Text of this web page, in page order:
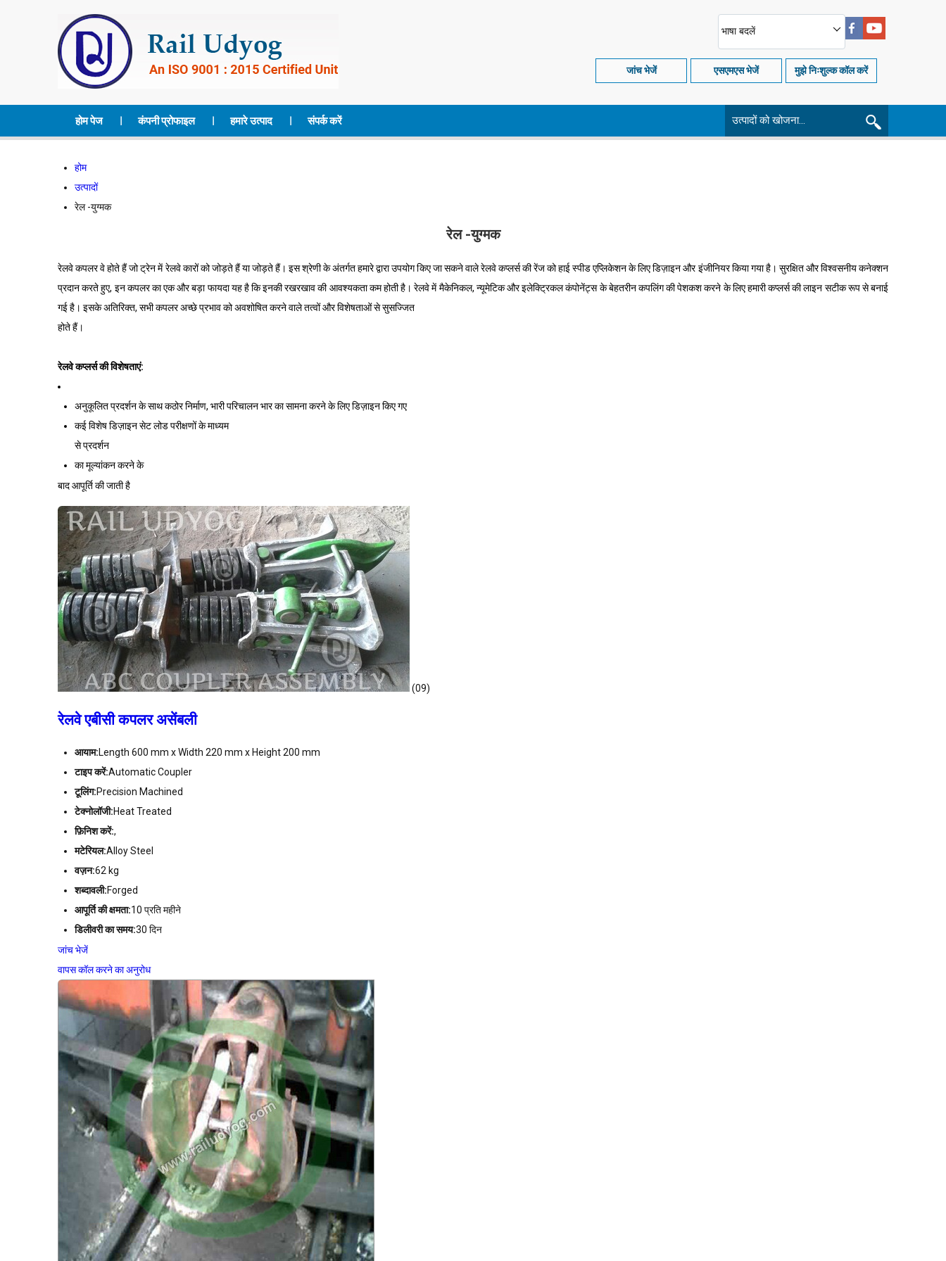
भाषा बदलें
जांच भेजें एसएमएस भेजें मुझे निःशुल्क कॉल करें
होम पेज कंपनी प्रोफाइल हमारे उत्पाद संपर्क करें
होम
उत्पादों
रेल -युग्मक
रेल -युग्मक
रेलवे कपलर वे होते हैं जो ट्रेन में रेलवे कारों को जोड़ते हैं या जोड़ते हैं। इस श्रेणी के अंतर्गत हमारे द्वारा उपयोग किए जा सकने वाले रेलवे कप्लर्स की रेंज को हाई स्पीड एप्लिकेशन के लिए डिज़ाइन और इंजीनियर किया गया है। सुरक्षित और विश्वसनीय कनेक्शन
प्रदान करते हुए, इन कपलर का एक और बड़ा फायदा यह है कि इनकी रखरखाव की आवश्यकता कम होती है। रेलवे में मैकेनिकल, न्यूमेटिक और इलेक्ट्रिकल कंपोनेंट्स के बेहतरीन कपलिंग की पेशकश करने के लिए हमारी कप्लर्स की लाइन सटीक रूप से बनाई
गई है। इसके अतिरिक्त, सभी कपलर अच्छे प्रभाव को अवशोषित करने वाले तत्वों और विशेषताओं से सुसज्जित
होते हैं।
रेलवे कप्लर्स की विशेषताएं:
अनुकूलित प्रदर्शन के साथ कठोर निर्माण, भारी परिचालन भार का सामना करने के लिए डिज़ाइन किए गए
कई विशेष डिज़ाइन सेट लोड परीक्षणों के माध्यम
से प्रदर्शन
का मूल्यांकन करने के
बाद आपूर्ति की जाती है
(09)
रेलवे एबीसी कपलर असेंबली
आयाम:Length 600 mm x Width 220 mm x Height 200 mm
टाइप करें:Automatic Coupler
टूलिंग:Precision Machined
टेक्नोलॉजी:Heat Treated
फ़िनिश करें:,
मटेरियल:Alloy Steel
वज़न:62 kg
शब्दावली:Forged
आपूर्ति की क्षमता:10 प्रति महीने
डिलीवरी का समय:30 दिन
जांच भेजें
वापस कॉल करने का अनुरोध